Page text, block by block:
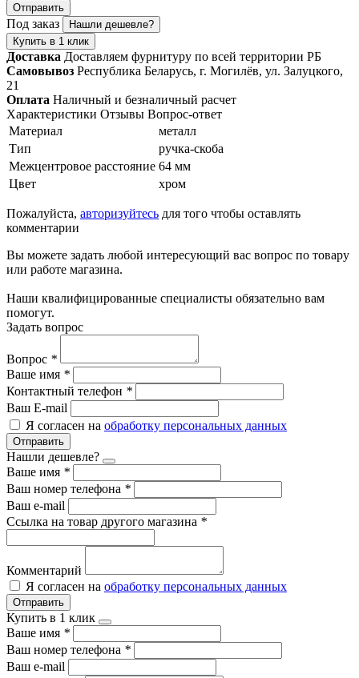
Отправить
Под заказ
Нашли дешевле?
Купить в 1 клик
Доставка Доставляем фурнитуру по всей территории РБ
Самовывоз Республика Беларусь, г. Могилёв, ул. Залуцкого,
21
Оплата Наличный и безналичный расчет
Характеристики Отзывы Вопрос-ответ
Материал
металл
Тип
ручка-скоба
Межцентровое расстояние 64 мм
Цвет
хром
Пожалуйста, авторизуйтесь для того чтобы оставлять
комментарии
Вы можете задать любой интересующий вас вопрос по товару
или работе магазина.
Наши квалифицированные специалисты обязательно вам
помогут.
Задать вопрос
Вопрос *
Ваше имя *
Контактный телефон *
Ваш E-mail
Я согласен на обработку персональных данных
Отправить
Нашли дешевле?
Ваше имя *
Ваш номер телефона *
Ваш e-mail
Ссылка на товар другого магазина *
Комментарий
Я согласен на обработку персональных данных
Отправить
Купить в 1 клик
Ваше имя *
Ваш номер телефона *
Ваш e-mail